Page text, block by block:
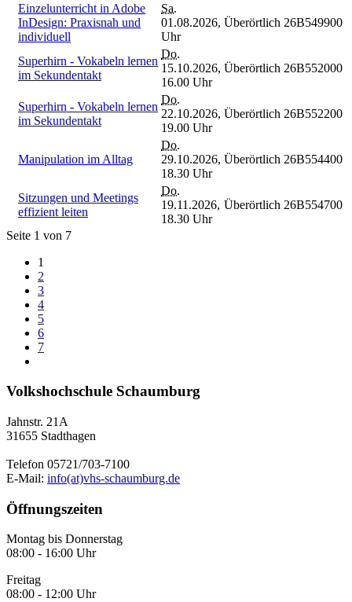
Einzelunterricht in Adobe
InDesign: Praxisnah und
individuell
Sa.
01.08.2026,
Uhr
Überörtlich 26B549900
Superhirn - Vokabeln lernen
im Sekundentakt
Do.
15.10.2026,
16.00 Uhr
Überörtlich 26B552000
Superhirn - Vokabeln lernen
im Sekundentakt
Do.
22.10.2026,
19.00 Uhr
Überörtlich 26B552200
Manipulation im Alltag
Do.
29.10.2026,
18.30 Uhr
Überörtlich 26B554400
Sitzungen und Meetings
effizient leiten
Do.
19.11.2026,
18.30 Uhr
Überörtlich 26B554700
Seite 1 von 7
1
2
3
4
5
6
7
Volkshochschule Schaumburg
Jahnstr. 21A
31655 Stadthagen
Telefon 05721/703-7100
E-Mail: info(at)vhs-schaumburg.de
Öffnungszeiten
Montag bis Donnerstag
08:00 - 16:00 Uhr
Freitag
08:00 - 12:00 Uhr